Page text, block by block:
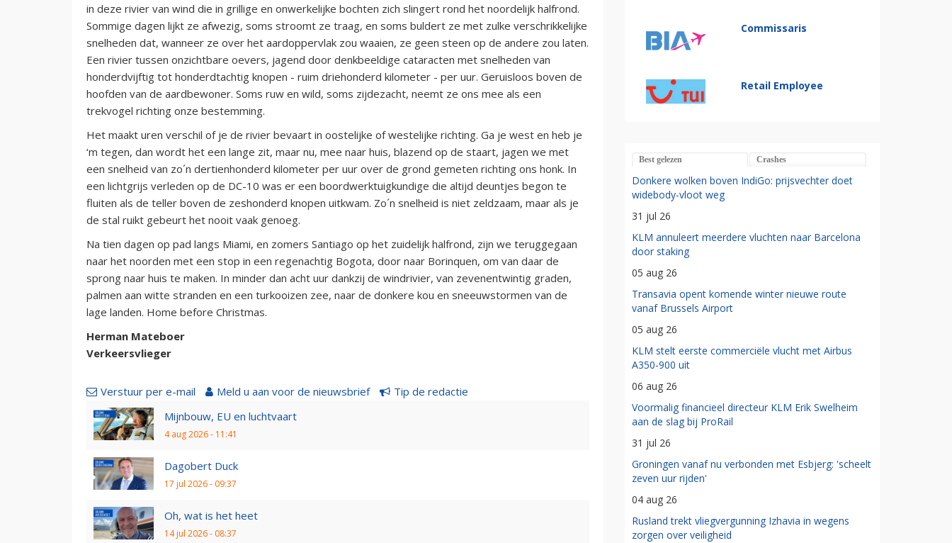
in deze rivier van wind die in grillige en onwerkelijke bochten zich slingert rond het noordelijk halfrond.
Sommige dagen lijkt ze afwezig, soms stroomt ze traag, en soms buldert ze met zulke verschrikkelijke
snelheden dat, wanneer ze over het aardoppervlak zou waaien, ze geen steen op de andere zou laten.
Een rivier tussen onzichtbare oevers, jagend door denkbeeldige cataracten met snelheden van
honderdvijftig tot honderdtachtig knopen - ruim driehonderd kilometer - per uur. Geruisloos boven de
hoofden van de aardbewoner. Soms ruw en wild, soms zijdezacht, neemt ze ons mee als een
trekvogel richting onze bestemming.
Het maakt uren verschil of je de rivier bevaart in oostelijke of westelijke richting. Ga je west en heb je
‘m tegen, dan wordt het een lange zit, maar nu, mee naar huis, blazend op de staart, jagen we met
een snelheid van zo´n dertienhonderd kilometer per uur over de grond gemeten richting ons honk. In
een lichtgrijs verleden op de DC-10 was er een boordwerktuigkundige die altijd deuntjes begon te
fluiten als de teller boven de zeshonderd knopen uitkwam. Zo´n snelheid is niet zeldzaam, maar als je
de stal ruikt gebeurt het nooit vaak genoeg.
Na tien dagen op pad langs Miami, en zomers Santiago op het zuidelijk halfrond, zijn we teruggegaan
naar het noorden met een stop in een regenachtig Bogota, door naar Borinquen, om van daar de
sprong naar huis te maken. In minder dan acht uur dankzij de windrivier, van zevenentwintig graden,
palmen aan witte stranden en een turkooizen zee, naar de donkere kou en sneeuwstormen van de
lage landen. Home before Christmas.
Herman Mateboer
Verkeersvlieger
Verstuur per e-mail Meld u aan voor de nieuwsbrief
Tip de redactie
Mijnbouw, EU en luchtvaart
4 aug 2026 - 11:41
Dagobert Duck
17 jul 2026 - 09:37
Oh, wat is het heet
14 jul 2026 - 08:37
Commissaris
Retail Employee
Best gelezen Crashes
Donkere wolken boven IndiGo: prijsvechter doet
widebody-vloot weg
31 jul 26
KLM annuleert meerdere vluchten naar Barcelona
door staking
05 aug 26
Transavia opent komende winter nieuwe route
vanaf Brussels Airport
05 aug 26
KLM stelt eerste commerciële vlucht met Airbus
A350-900 uit
06 aug 26
Voormalig financieel directeur KLM Erik Swelheim
aan de slag bij ProRail
31 jul 26
Groningen vanaf nu verbonden met Esbjerg: 'scheelt
zeven uur rijden'
04 aug 26
Rusland trekt vliegvergunning Izhavia in wegens
zorgen over veiligheid